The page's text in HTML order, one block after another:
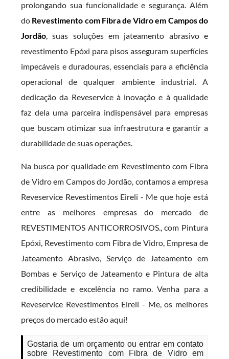
prolongando sua funcionalidade e segurança. Além
do Revestimento com Fibra de Vidro em Campos do
Jordão, suas soluções em jateamento abrasivo e
revestimento Epóxi para pisos asseguram superfícies
impecáveis e duradouras, essenciais para a eficiência
operacional de qualquer ambiente industrial. A
dedicação da Reveservice à inovação e à qualidade
faz dela uma parceira indispensável para empresas
que buscam otimizar sua infraestrutura e garantir a
durabilidade de suas operações.
Na busca por qualidade em Revestimento com Fibra
de Vidro em Campos do Jordão, contamos a empresa
Reveservice Revestimentos Eireli - Me que hoje está
entre as melhores empresas do mercado de
REVESTIMENTOS ANTICORROSIVOS., com Pintura
Epóxi, Revestimento com Fibra de Vidro, Empresa de
Jateamento Abrasivo, Serviço de Jateamento em
Bombas e Serviço de Jateamento e Pintura de alta
credibilidade e excelência no ramo. Venha para a
Reveservice Revestimentos Eireli - Me, os melhores
preços do mercado estão aqui!
Gostaria de um orçamento ou entrar em contato
sobre Revestimento com Fibra de Vidro em